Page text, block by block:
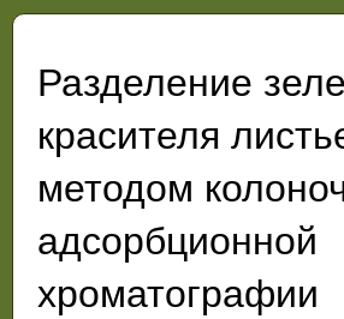
Разделение
красителя
методом
адсорбционной
хроматографии